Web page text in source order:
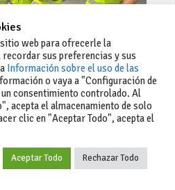
93 0 0
mejoras en la
Barrios
web para ofrecerle la
sus preferencias y sus
Información sobre el uso de las
o vaya a "Configuración de
consentimiento controlado. Al
acepta el almacenamiento de solo
clic en "Aceptar Todo", acepta el
Aceptar Todo Rechazar Todo